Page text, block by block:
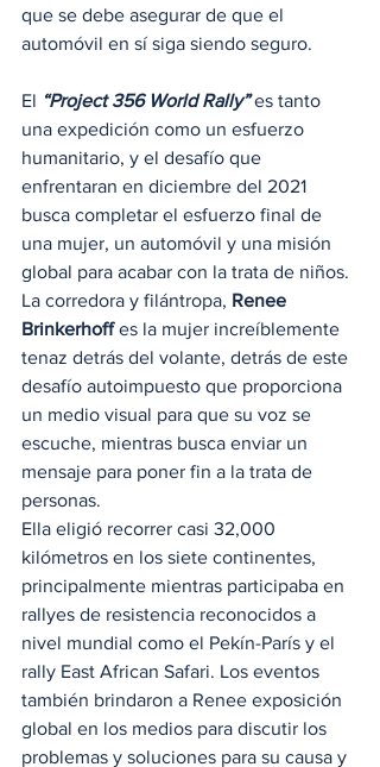
que se debe asegurar de que el
automóvil en sí siga siendo seguro.
El “Project 356 World Rally” es tanto
una expedición como un esfuerzo
humanitario, y el desafío que
enfrentaran en diciembre del 2021
busca completar el esfuerzo final de
una mujer, un automóvil y una misión
global para acabar con la trata de niños.
La corredora y filántropa, Renee
Brinkerhoff es la mujer increíblemente
tenaz detrás del volante, detrás de este
desafío autoimpuesto que proporciona
un medio visual para que su voz se
escuche, mientras busca enviar un
mensaje para poner fin a la trata de
personas.
Ella eligió recorrer casi 32,000
kilómetros en los siete continentes,
principalmente mientras participaba en
rallyes de resistencia reconocidos a
nivel mundial como el Pekín-París y el
rally East African Safari. Los eventos
también brindaron a Renee exposición
global en los medios para discutir los
problemas y soluciones para su causa y